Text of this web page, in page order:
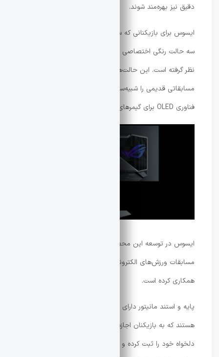
دقیق نیز بهره‌مند شوند.
نظر گرفته است. این حالت‌ها ظاهر بصری نمایشگرهای
مسابقاتی قدیمی را شبیه‌سازی می‌کنند تا فرآیند مهاجرت به
فناوری OLED برای گیمرهای حرفه‌ای آسان‌تر باشد.
ایسوس در توسعه این محصول با برگزارکنندگان مطرح
همکاری کرده است.
پایه و استند مانیتور دارای نشانگرهای اندازه‌گیری دقیق
هستند که به بازیکنان اجازه می‌دهند ارتفاع، زاویه و چرخش
دلخواه خود را ثبت کرده و در رویدادهای مختلف به‌سرعت